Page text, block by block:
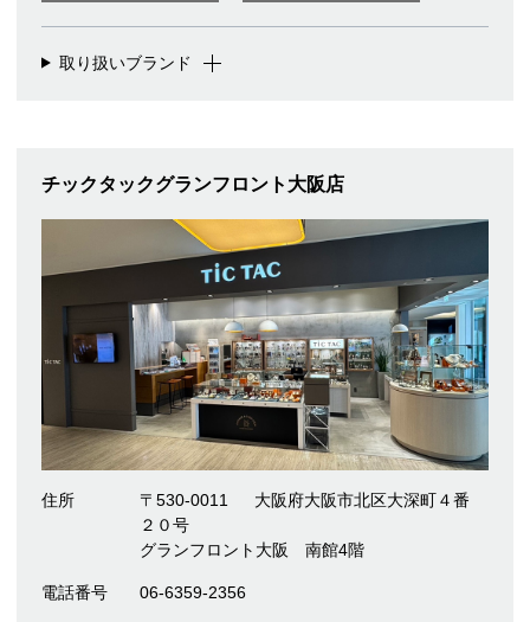
取り扱いブランド
チックタックグランフロント大阪店
住所 〒530-0011
大阪府大阪市北区大深町４番
２０号
グランフロント大阪 南館4階
電話番号 06-6359-2356